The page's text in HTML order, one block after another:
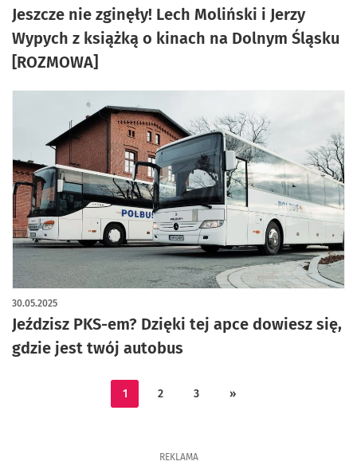
Jeszcze nie zginęły! Lech Moliński i Jerzy
Wypych z książką o kinach na Dolnym Śląsku
[ROZMOWA]
Jeździsz PKS-em? Dzięki tej apce dowiesz się,
gdzie jest twój autobus
30.05.2025
1 2 3 »
REKLAMA